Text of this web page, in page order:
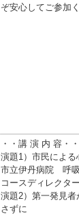
ぞ安心してご参加く
・・講 演 内 容・・
演題1）市民によ
市立伊丹病院 呼
コースディレクタ
演題2）第一発見
さずに